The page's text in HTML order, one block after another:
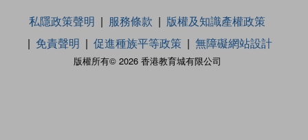
版權所有© 2026 香港教育城有限公司
私隱政策聲明 服務條款
版權及知識產權政策
免責聲明
促進種族平等政策 無障礙網站設計